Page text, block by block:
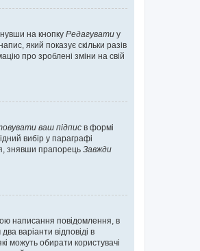
на кнопку Редагувати у
який показує скільки разів
про зроблені зміни на свій
ваш підпис в формі
вибір у параграфі
знявши прапорець Завжди
написання повідомлення, в
варіанти відповіді в
можуть обирати користувачі